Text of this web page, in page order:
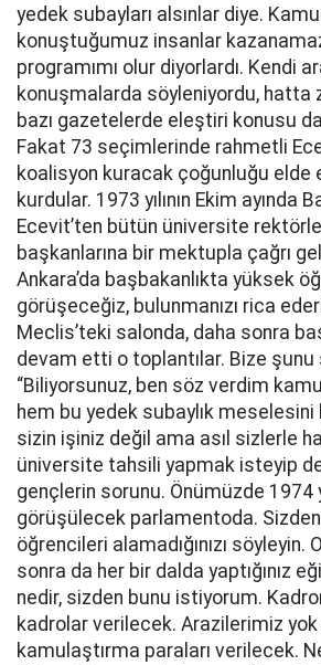
yedek subayları alsınlar diye.
konuştuğumuz insanlar
programımı olur diyorlardı. Kendi
konuşmalarda söyleniyordu, hatta
bazı gazetelerde eleştiri konusu da
Fakat 73 seçimlerinde rahmetli
koalisyon kuracak çoğunluğu
kurdular. 1973 yılının Ekim ayında
Ecevit’ten bütün üniversite
başkanlarına bir mektupla çağrı
Ankara’da başbakanlıkta yüksek
görüşeceğiz, bulunmanızı rica
Meclis’teki salonda, daha sonra
devam etti o toplantılar. Bize şunu
“Biliyorsunuz, ben söz verdim
hem bu yedek subaylık
sizin işiniz değil ama asıl sizlerle
üniversite tahsili yapmak isteyip
gençlerin sorunu. Önümüzde 1974
görüşülecek parlamentoda.
öğrencileri alamadığınızı söyleyin.
sonra da her bir dalda yaptığınız
nedir, sizden bunu istiyorum.
kadrolar verilecek. Arazilerimiz yok
kamulaştırma paraları verilecek.